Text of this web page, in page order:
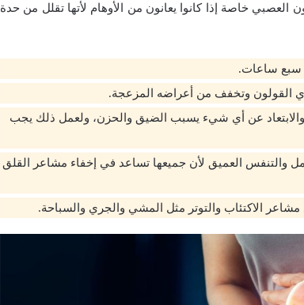
خاصة إذا كانوا يعانون من الأوهام لأتها تقلل من حدة
سبع ساعات.
القولون وتخفف من أعراضه المزعجة.
عن أي شيء يسبب الضيق والحزن، ولعمل ذلك يجب
والتنفس العميق لأن جميعها تساعد في إخفاء مشاعر القلق
مشاعر الاكتئاب والتوتر مثل المشي والجري والسباحة.